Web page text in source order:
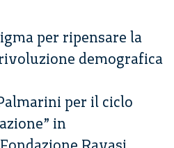
per ripensare la
demografica
per il ciclo
in